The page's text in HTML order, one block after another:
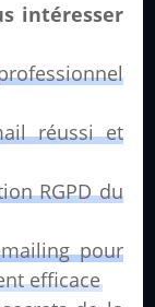
intéresser
réussi et
RGPD du
pour
efficace